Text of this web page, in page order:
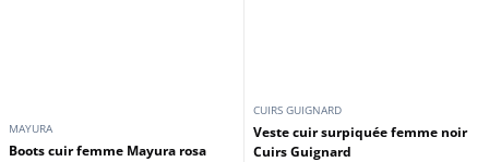
MAYURA
Boots cuir femme Mayura rosa
CUIRS GUIGNARD
Veste cuir surpiquée femme noir
Cuirs Guignard